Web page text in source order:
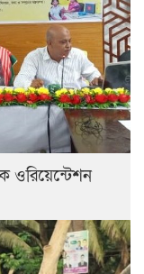
ওরিয়েন্টেশন